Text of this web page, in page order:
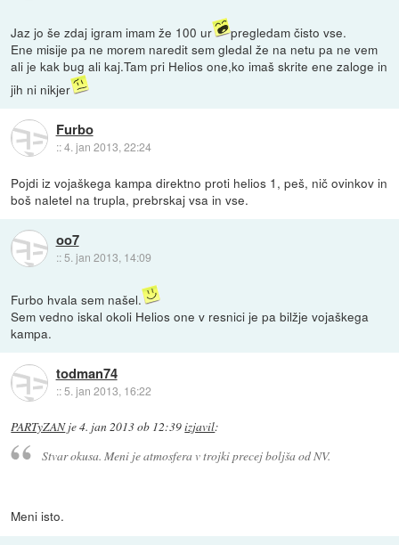
Jaz jo še zdaj igram imam že 100 ur
pregledam čisto vse.
Ene misije pa ne morem naredit sem gledal že na netu pa ne vem
ali je kak bug ali kaj.Tam pri Helios one,ko imaš skrite ene zaloge in
jih ni nikjer
Furbo
::4. jan 2013, 22:24
Pojdi iz vojaškega kampa direktno proti helios 1, peš, nič ovinkov in
boš naletel na trupla, prebrskaj vsa in vse.
oo7
:: 5. jan 2013, 14:09
Furbo hvala sem našel.
Sem vedno iskal okoli Helios one v resnici je pa bilžje vojaškega
kampa.
todman74
::5. jan 2013, 16:22
PARTyZANje4. jan 2013 ob 12:39izjavil:
Stvar okusa. Meni je atmosfera v trojki precej boljša od NV.
Meni isto.